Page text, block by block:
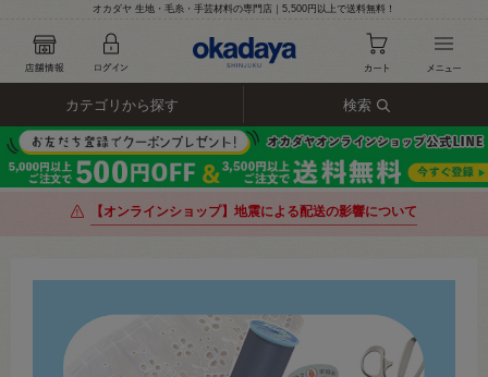
オカダヤ 生地・毛糸・手芸材料の専門店｜5,500円以上で送料無料！
カテゴリから探す 検索
【オンラインショップ】地震による配送の影響について